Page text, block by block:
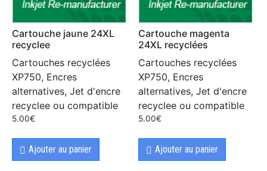
Cartouche jaune 24XL
recyclee
Cartouches recyclées
XP750, Encres
alternatives, Jet d'encre
recyclee ou compatible
5.00€
Ajouter au panier
Cartouche magenta
24XL recyclées
Cartouches recyclées
XP750, Encres
alternatives, Jet d'encre
recyclee ou compatible
5.00€
Ajouter au panier